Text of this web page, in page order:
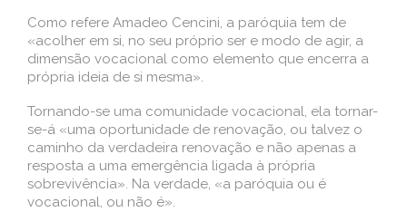
Como refere Amadeo Cencini, a paróquia tem de
«acolher em si, no seu próprio ser e modo de agir, a
dimensão vocacional como elemento que encerra a
própria ideia de si mesma».
Tornando-se uma comunidade vocacional, ela tornar-
se-á «uma oportunidade de renovação, ou talvez o
caminho da verdadeira renovação e não apenas a
resposta a uma emergência ligada à própria
sobrevivência». Na verdade, «a paróquia ou é
vocacional, ou não é».